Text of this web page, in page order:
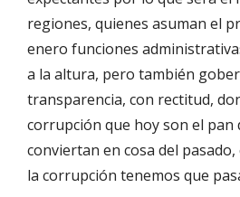
regiones, quienes asuman el
enero funciones
a la altura, pero también
transparencia, con rectitud,
corrupción que hoy son el pan
conviertan en cosa del
la corrupción tenemos que